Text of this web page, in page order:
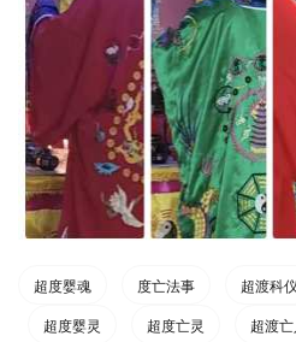
超度婴魂 度亡法事 超渡科仪
超度婴灵
超度亡灵 超渡亡